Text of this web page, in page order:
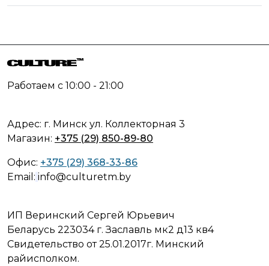
Работаем с 10:00 - 21:00
Адрес: г. Минск ул. Коллекторная 3
Магазин: +375 (29) 850-89-80
Офис: +375 (29) 368-33-86
Email: info@culturetm.by
ИП Веринский Сергей Юрьевич
Беларусь 223034 г. Заславль мк2 д13 кв4
Свидетельство от 25.01.2017г. Минский
райисполком.